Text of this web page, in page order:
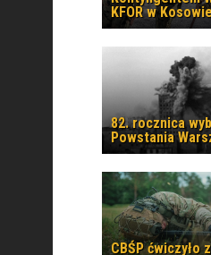
KFOR w
82. rocznica
Powstania
CBŚP ćwiczyło